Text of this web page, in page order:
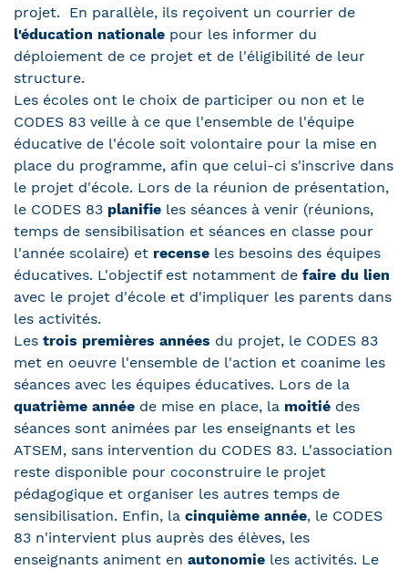
projet. En parallèle, ils reçoivent un courrier de
l'éducation nationale pour les informer du
déploiement de ce projet et de l'éligibilité de leur
structure.
Les écoles ont le choix de participer ou non et le
CODES 83 veille à ce que l'ensemble de l'équipe
éducative de l'école soit volontaire pour la mise en
place du programme, afin que celui-ci s'inscrive dans
le projet d'école. Lors de la réunion de présentation,
le CODES 83 planifie les séances à venir (réunions,
temps de sensibilisation et séances en classe pour
l'année scolaire) et recense les besoins des équipes
éducatives. L'objectif est notamment de faire du lien
avec le projet d'école et d'impliquer les parents dans
les activités.
Les trois premières années du projet, le CODES 83
met en oeuvre l'ensemble de l'action et coanime les
séances avec les équipes éducatives. Lors de la
quatrième année de mise en place, la moitié des
séances sont animées par les enseignants et les
ATSEM, sans intervention du CODES 83. L'association
reste disponible pour coconstruire le projet
pédagogique et organiser les autres temps de
sensibilisation. Enfin, la cinquième année, le CODES
83 n'intervient plus auprès des élèves, les
enseignants animent en autonomie les activités. Le